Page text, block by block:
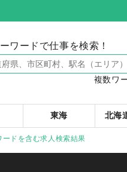
ワードで仕事を検索！
複数ワ
東海 北海
ードを含む求人検索結果